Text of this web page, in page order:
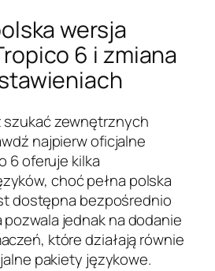
wersja
6 i zmiana
szukać zewnętrznych
najpierw oficjalne
6 oferuje kilka
choć pełna polska
dostępna bezpośrednio
pozwala jednak na dodanie
które działają równie
pakiety językowe.